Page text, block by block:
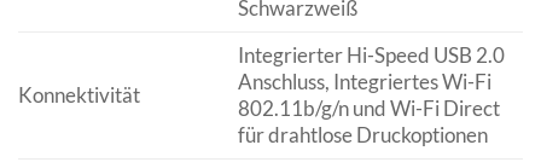
Schwarzweiß
Konnektivität
Integrierter Hi-Speed USB 2.0
Anschluss, Integriertes Wi-Fi
802.11b/g/n und Wi-Fi Direct
für drahtlose Druckoptionen